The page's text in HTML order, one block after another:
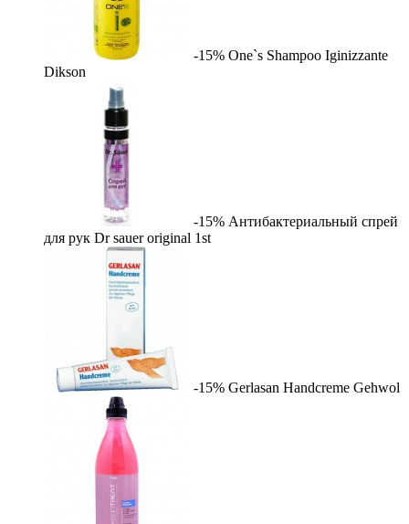
-15% One`s Shampoo Iginizzante
Dikson
-15% Антибактериальный спрей
для рук Dr sauer original 1st
-15% Gerlasan Handcreme Gehwol